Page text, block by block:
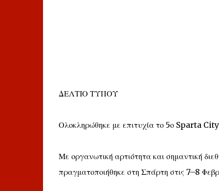
ΔΕΛΤΙΟ ΤΥΠΟΥ
Ολοκληρώθηκε με επιτυχία το 5ο Sparta
Με οργανωτική αρτιότητα και σημαντική
πραγματοποιήθηκε στη Σπάρτη στις 7–8